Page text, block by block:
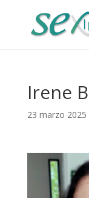
Irene
23 marzo 2025